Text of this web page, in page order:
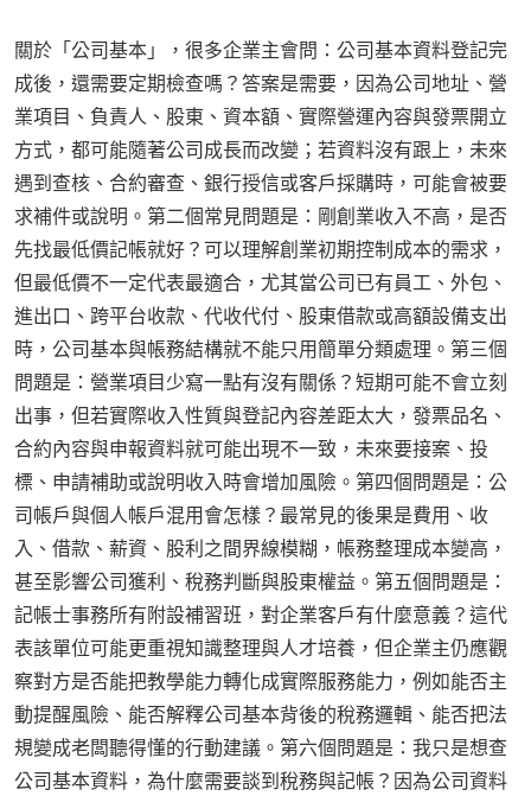
關於「公司基本」，很多企業主會問：公司基本資料登記完
成後，還需要定期檢查嗎？答案是需要，因為公司地址、營
業項目、負責人、股東、資本額、實際營運內容與發票開立
方式，都可能隨著公司成長而改變；若資料沒有跟上，未來
遇到查核、合約審查、銀行授信或客戶採購時，可能會被要
求補件或說明。第二個常見問題是：剛創業收入不高，是否
先找最低價記帳就好？可以理解創業初期控制成本的需求，
但最低價不一定代表最適合，尤其當公司已有員工、外包、
進出口、跨平台收款、代收代付、股東借款或高額設備支出
時，公司基本與帳務結構就不能只用簡單分類處理。第三個
問題是：營業項目少寫一點有沒有關係？短期可能不會立刻
出事，但若實際收入性質與登記內容差距太大，發票品名、
合約內容與申報資料就可能出現不一致，未來要接案、投
標、申請補助或說明收入時會增加風險。第四個問題是：公
司帳戶與個人帳戶混用會怎樣？最常見的後果是費用、收
入、借款、薪資、股利之間界線模糊，帳務整理成本變高，
甚至影響公司獲利、稅務判斷與股東權益。第五個問題是：
記帳士事務所有附設補習班，對企業客戶有什麼意義？這代
表該單位可能更重視知識整理與人才培養，但企業主仍應觀
察對方是否能把教學能力轉化成實際服務能力，例如能否主
動提醒風險、能否解釋公司基本背後的稅務邏輯、能否把法
規變成老闆聽得懂的行動建議。第六個問題是：我只是想查
公司基本資料，為什麼需要談到稅務與記帳？因為公司資料